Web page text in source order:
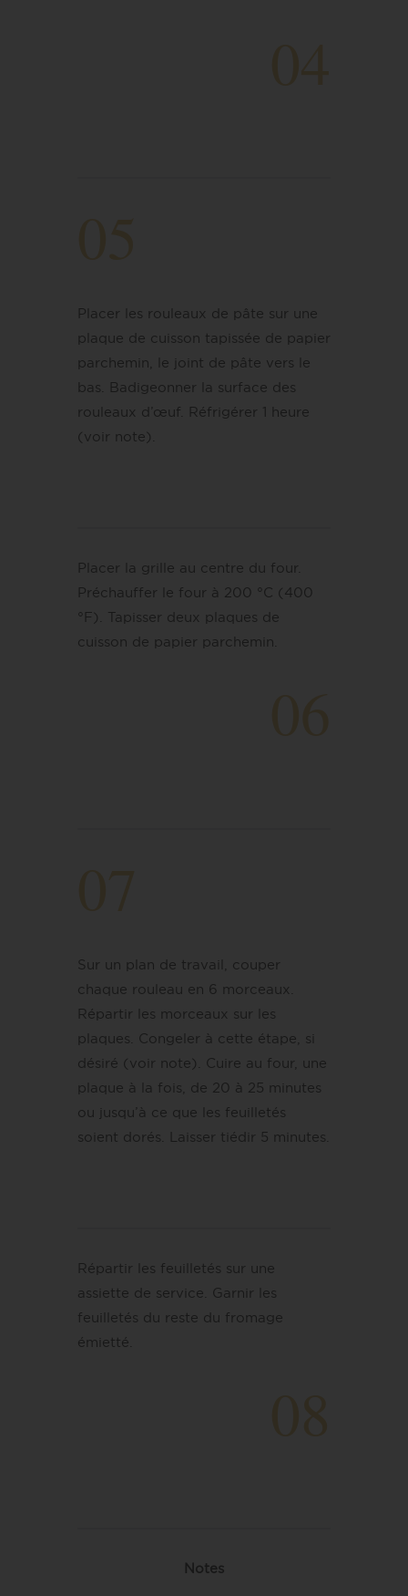
Placer les rouleaux de pâte sur une
plaque de cuisson tapissée de papier
parchemin, le joint de pâte vers le
bas. Badigeonner la surface des
rouleaux d’œuf. Réfrigérer 1 heure
(voir note).
Placer la grille au centre du four.
Préchauffer le four à 200 °C (400
°F). Tapisser deux plaques de
cuisson de papier parchemin.
Sur un plan de travail, couper
chaque rouleau en 6 morceaux.
Répartir les morceaux sur les
plaques. Congeler à cette étape, si
désiré (voir note). Cuire au four, une
plaque à la fois, de 20 à 25 minutes
ou jusqu’à ce que les feuilletés
soient dorés. Laisser tiédir 5 minutes.
Répartir les feuilletés sur une
assiette de service. Garnir les
feuilletés du reste du fromage
émietté.
Notes